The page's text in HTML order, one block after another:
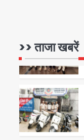
>> ताजा खबरें
2
3